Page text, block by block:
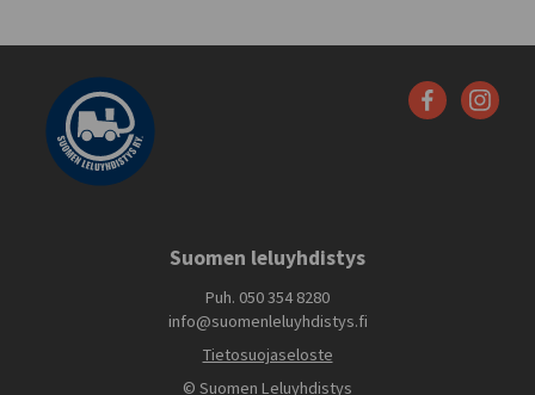
Suomen leluyhdistys
Puh. 050 354 8280
info@suomenleluyhdistys.fi
Tietosuojaseloste
© Suomen Leluyhdistys